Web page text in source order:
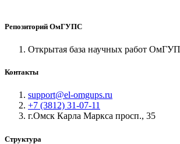
Репозиторий ОмГУПС
Открытая база научных работ
Контакты
support@el-omgups.ru
+7 (3812) 31-07-11
г.Омск Карла Маркса просп., 35
Структура